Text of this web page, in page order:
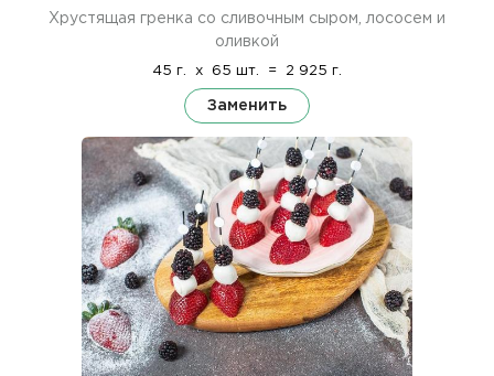
Хрустящая гренка со сливочным сыром, лососем и
оливкой
45 г. x 65 шт. = 2 925 г.
Заменить